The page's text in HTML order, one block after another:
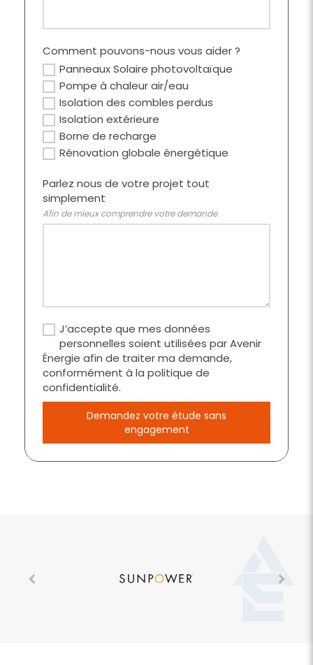
Comment pouvons-nous vous aider ?
Panneaux Solaire photovoltaïque
Pompe à chaleur air/eau
Isolation des combles perdus
Isolation extérieure
Borne de recharge
Rénovation globale énergétique
Parlez nous de votre projet tout
simplement
Afin de mieux comprendre votre demande
J’accepte que mes données
personnelles soient utilisées par Avenir
Énergie afin de traiter ma demande,
conformément à la politique de
confidentialité.
Demandez votre étude sans
engagement